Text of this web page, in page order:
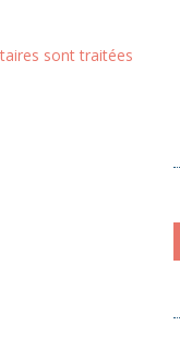
sont traitées